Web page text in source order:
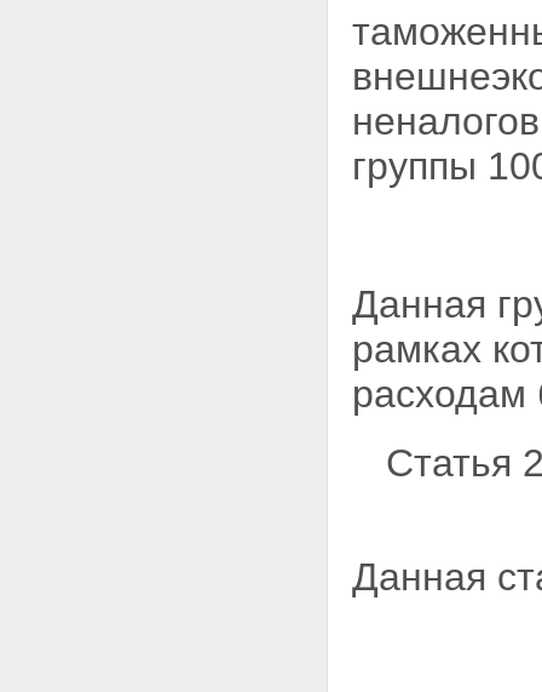
группы
Данная
рамках
расходам
Статья
Данная